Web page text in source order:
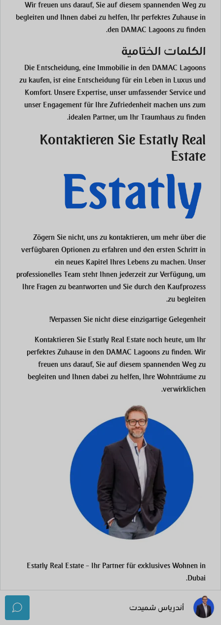
Wir freuen uns darauf, Sie auf diesem spannenden Weg zu
begleiten und Ihnen dabei zu helfen, Ihr perfektes Zuhause in
den DAMAC Lagoons zu finden.
الكلمات الختامية
Die Entscheidung, eine Immobilie in den DAMAC Lagoons
zu kaufen, ist eine Entscheidung für ein Leben in Luxus und
Komfort. Unsere Expertise, unser umfassender Service und
unser Engagement für Ihre Zufriedenheit machen uns zum
idealen Partner, um Ihr Traumhaus zu finden.
Kontaktieren Sie Estatly Real
Estate
Zögern Sie nicht, uns zu kontaktieren, um mehr über die
verfügbaren Optionen zu erfahren und den ersten Schritt in
ein neues Kapitel Ihres Lebens zu machen. Unser
professionelles Team steht Ihnen jederzeit zur Verfügung, um
Ihre Fragen zu beantworten und Sie durch den Kaufprozess
zu begleiten.
Verpassen Sie nicht diese einzigartige Gelegenheit!
Kontaktieren Sie Estatly Real Estate noch heute, um Ihr
perfektes Zuhause in den DAMAC Lagoons zu finden. Wir
freuen uns darauf, Sie auf diesem spannenden Weg zu
begleiten und Ihnen dabei zu helfen, Ihre Wohnträume zu
verwirklichen.
Estatly Real Estate – Ihr Partner für exklusives Wohnen in
Dubai.
التفاصيل
أندرياس شميدت